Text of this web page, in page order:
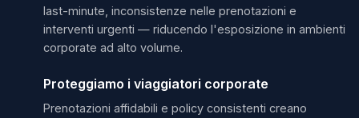
last-minute, inconsistenze nelle prenotazioni e
interventi urgenti — riducendo l'esposizione in ambienti
corporate ad alto volume.
Proteggiamo i viaggiatori corporate
Prenotazioni affidabili e policy consistenti creano